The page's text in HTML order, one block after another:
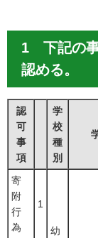
1 下記の事
認める。
認
可
事
項
学
校
種
別
寄
附
行
為
1
幼